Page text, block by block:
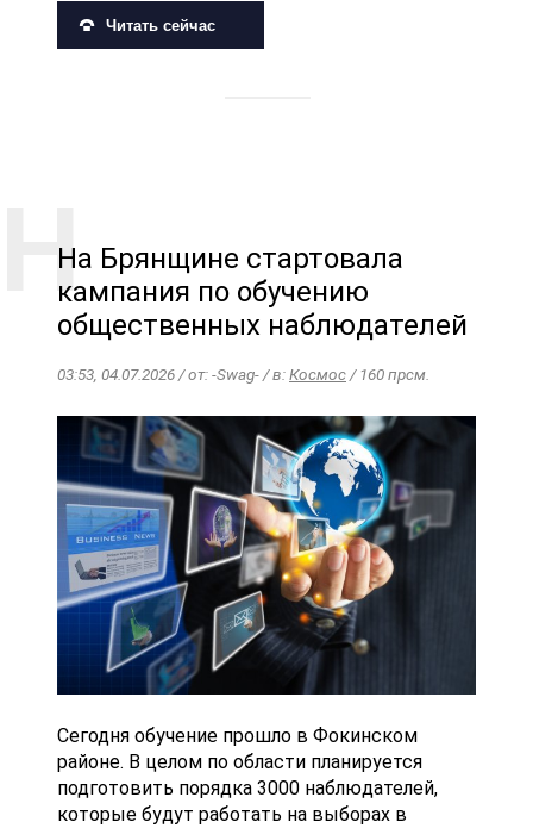
Читать сейчас
На Брянщине стартовала
кампания по обучению
общественных наблюдателей
03:53, 04.07.2026 / от: -Swag- / в:Космос/ 160 прсм.
Сегодня обучение прошло в Фокинском
районе. В целом по области планируется
подготовить порядка 3000 наблюдателей,
которые будут работать на выборах в